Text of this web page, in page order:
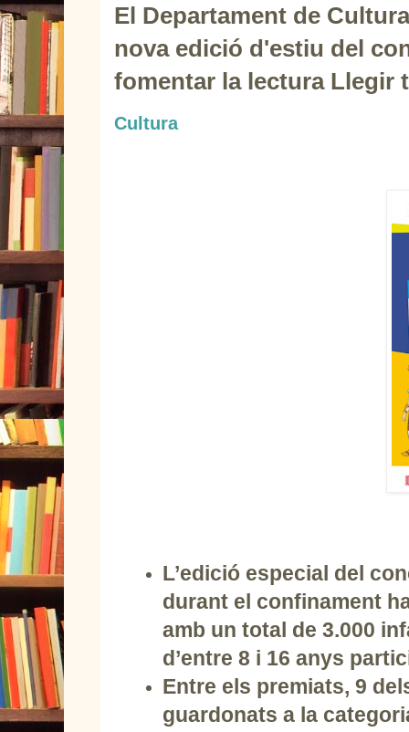
El Departament de
nova edició d'estiu del
fomentar la lectura Llegir
Cultura
L’edició especial del
durant el confinament
amb un total de 3.000
d’entre 8 i 16 anys
Entre els premiats, 9
guardonats a la